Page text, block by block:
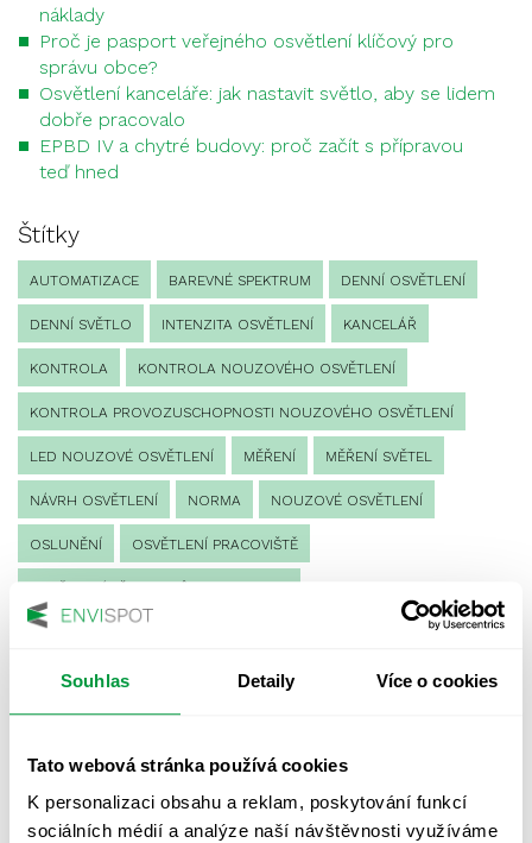
Souhlas Detaily Více o cookies
Tato webová stránka používá cookies
K personalizaci obsahu a reklam, poskytování funkcí
sociálních médií a analýze naší návštěvnosti využíváme
náklady
Proč je pasport veřejného osvětlení klíčový pro
správu obce?
Osvětlení kanceláře: jak nastavit světlo, aby se lidem
dobře pracovalo
EPBD IV a chytré budovy: proč začít s přípravou
teď hned
Štítky
AUTOMATIZACE BAREVNÉ SPEKTRUM DENNÍ OSVĚTLENÍ
DENNÍ SVĚTLO INTENZITA OSVĚTLENÍ KANCELÁŘ
KONTROLA KONTROLA NOUZOVÉHO OSVĚTLENÍ
KONTROLA PROVOZUSCHOPNOSTI NOUZOVÉHO OSVĚTLENÍ
LED NOUZOVÉ OSVĚTLENÍ MĚŘENÍ MĚŘENÍ SVĚTEL
NÁVRH OSVĚTLENÍ NORMA NOUZOVÉ OSVĚTLENÍ
OSLUNĚNÍ OSVĚTLENÍ PRACOVIŠTĚ
OSVĚTLENÍ SPORTOVIŠŤ
PROTIPANICKÉ OSVĚTLENÍ
PROVOZNÍ DENÍK NOUZOVÉHO OSVĚTLENÍ
REVIZE NOUZOVÉHO OSVĚTLENÍ ŘÍZENÍ
UMĚLÉ OSVĚTLENÍ VEŘEJNÉ OSVĚTLENÍ